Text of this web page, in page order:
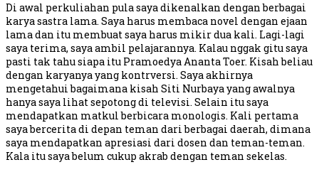
Di awal perkuliahan pula saya dikenalkan dengan berbagai
karya sastra lama. Saya harus membaca novel dengan ejaan
lama dan itu membuat saya harus mikir dua kali. Lagi-lagi
saya terima, saya ambil pelajarannya. Kalau nggak gitu saya
pasti tak tahu siapa itu Pramoedya Ananta Toer. Kisah beliau
dengan karyanya yang kontrversi. Saya akhirnya
mengetahui bagaimana kisah Siti Nurbaya yang awalnya
hanya saya lihat sepotong di televisi. Selain itu saya
mendapatkan matkul berbicara monologis. Kali pertama
saya bercerita di depan teman dari berbagai daerah, dimana
saya mendapatkan apresiasi dari dosen dan teman-teman.
Kala itu saya belum cukup akrab dengan teman sekelas.